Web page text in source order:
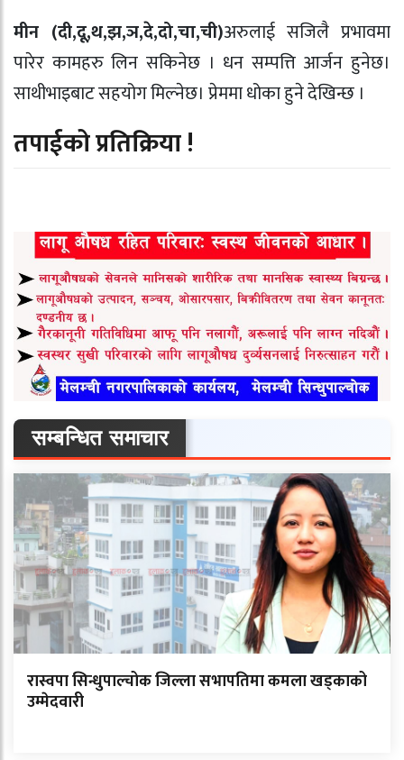
मीन (दी,दू,थ,झ,ञ,दे,दो,चा,ची)अरुलाई सजिलै प्रभावमा
पारेर कामहरु लिन सकिनेछ । धन सम्पत्ति आर्जन हुनेछ।
साथीभाइबाट सहयोग मिल्नेछ। प्रेममा धोका हुने देखिन्छ ।
तपाईको प्रतिक्रिया !
सम्बन्धित समाचार
रास्वपा सिन्धुपाल्चोक जिल्ला सभापतिमा कमला खड्काको
उम्मेदवारी